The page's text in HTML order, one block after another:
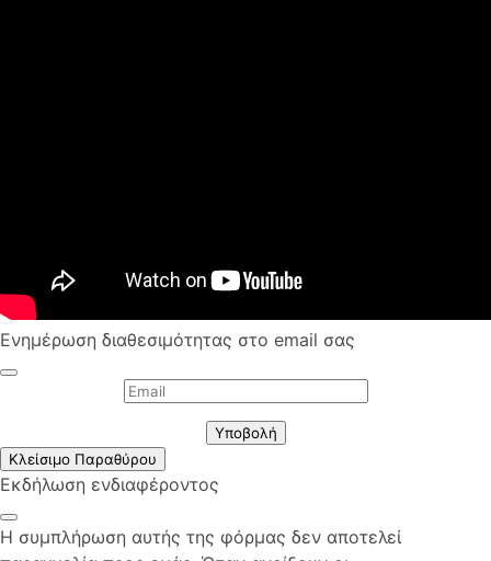
Ενημέρωση διαθεσιμότητας στο email σας
Υποβολή
Κλείσιμο Παραθύρου
Εκδήλωση ενδιαφέροντος
Η συμπλήρωση αυτής της φόρμας δεν αποτελεί